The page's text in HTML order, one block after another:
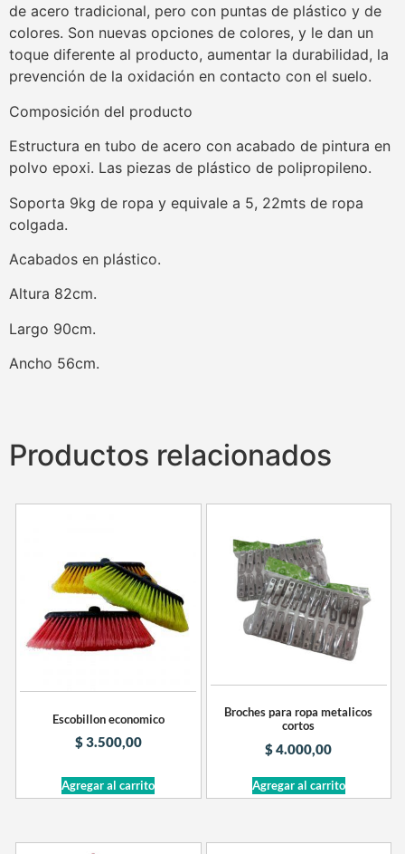
de acero tradicional, pero con puntas de plástico y de
colores. Son nuevas opciones de colores, y le dan un
toque diferente al producto, aumentar la durabilidad, la
prevención de la oxidación en contacto con el suelo.
Composición del producto
Estructura en tubo de acero con acabado de pintura en
polvo epoxi. Las piezas de plástico de polipropileno.
Soporta 9kg de ropa y equivale a 5, 22mts de ropa
colgada.
Acabados en plástico.
Altura 82cm.
Largo 90cm.
Ancho 56cm.
Productos relacionados
Escobillon economico
$3.500,00
Agregar al carrito
Broches para ropa metalicos
cortos
$4.000,00
Agregar al carrito